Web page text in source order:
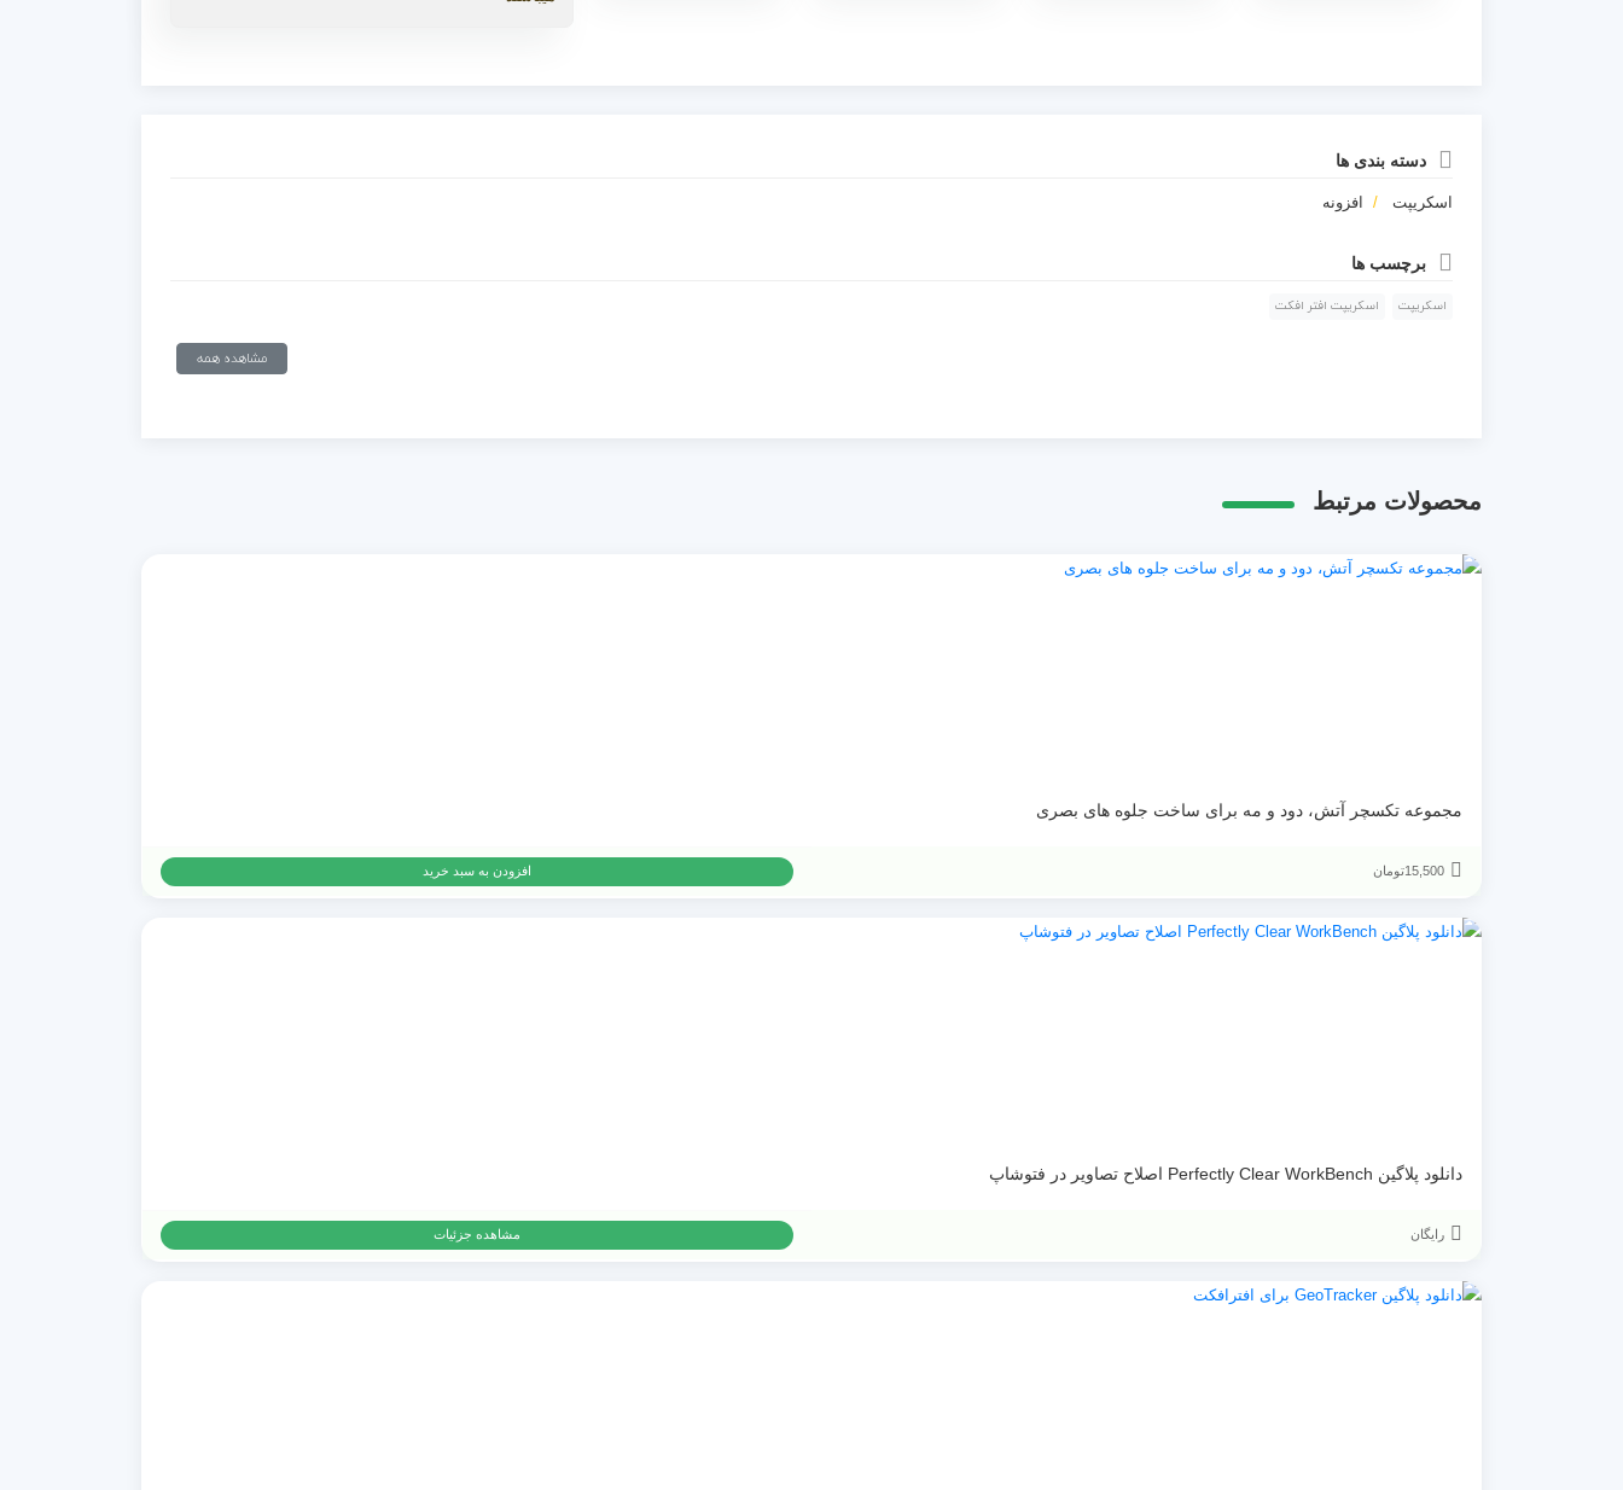
دسته بندی ها
اسکریپت افزونه
برچسب ها
اسکریپت اسکریپت افتر افکت
مشاهده همه
محصولات مرتبط
مجموعه تکسچر آتش، دود و مه برای ساخت جلوه های بصری
15,500تومان افزودن به سبد خرید
دانلود پلاگین Perfectly Clear WorkBench اصلاح تصاویر در فتوشاپ
رایگان مشاهده جزئیات